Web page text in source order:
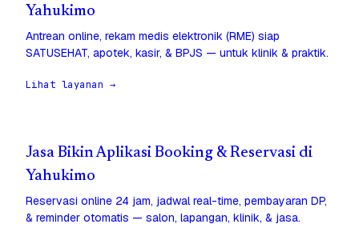
Yahukimo
Antrean online, rekam medis elektronik (RME) siap
SATUSEHAT, apotek, kasir, & BPJS — untuk klinik & praktik.
Lihat layanan →
Jasa Bikin Aplikasi Booking & Reservasi di
Yahukimo
Reservasi online 24 jam, jadwal real-time, pembayaran DP,
& reminder otomatis — salon, lapangan, klinik, & jasa.